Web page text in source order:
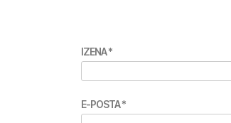
IZENA*
E-POSTA*